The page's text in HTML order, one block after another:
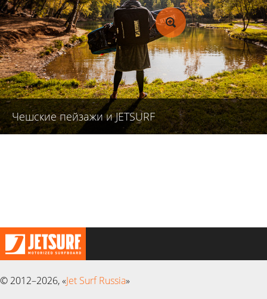
Чешские пейзажи и JETSURF
© 2012–2026, «Jet Surf Russia»